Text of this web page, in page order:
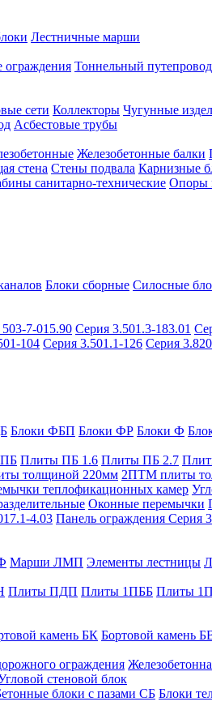
Лестничные марши
Тоннельный путепровод
сети Коллекторы Чугунные
Асбестовые трубы
Железобетонные балки
стена Стены подвала Карнизные
санитарно-технические Опоры
Блоки сборные Силосные
7-015.90 Серия 3.501.3-183.01
104 Серия 3.501.1-126 Серия
Блоки ФБП Блоки ФР Блоки Ф
Плиты ПБ 1.6 Плиты ПБ 2.7
толщиной 220мм 2ПТМ плиты
теплофикационных камер
Оконные перемычки
4.03 Панель ограждения Серия
Марши ЛМП Элементы лестницы
Плиты ПДП Плиты 1ПББ Плиты
камень БК Бортовой камень
ограждения
стеновой блок
блоки с пазами СБ Блоки